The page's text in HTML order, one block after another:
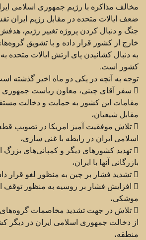
مخالف مذاکره با رژیم جمهوری اسلامی
ضعف ایالات متحده در مقابل رژیم ایران
جنگ و دنبال کردن پروژه تغییر رژیم،
خارج از کشور قرار داده و با تشویق
به دنبال کشانیدن پای ارتش ایالات متحده
کشور است.
توجه به آنچه در یکی دو ماه اخیر گذشته
 سفر آقای چینی، معاون ریاست جمهوری امریکا، به عربستان سعودی و تشویق
مقامات این کشور به حمایت و دخالت
مقابل شیعیان،
 تلاش موفقیت آمیز امریکا در تصویب قطعنامه شورای امنیت برعلیه جمهوری
اسلامی ایران در رابطه با غنی سازی،
 تهدید کشورهای دیگر و کمپانی‌های بزرگ اقتصادی به منظور توقف فعالیت‌های
بازرگانی آنها با ایران،
 تشدید فشار بر چین به منظور لغو قرار داد 20 میلیارد دلاری خرید گاز از ایران
 افزایش فشار بر روسیه به منظور توقف ارسال تسلیحات، بویژه سیستم دفاع ضد
موشکی،
 تلاش در جهت تشدید مخاصمات گروه‌های شیعه و سنی و ایجاد فضای وحشت
از دخالت جمهوری اسلامی ایران در دیگر
منطقه،